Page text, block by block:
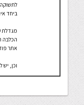
לתשוקה
ביחד
מגדלת
הכלבה
אתר
וכן, יש